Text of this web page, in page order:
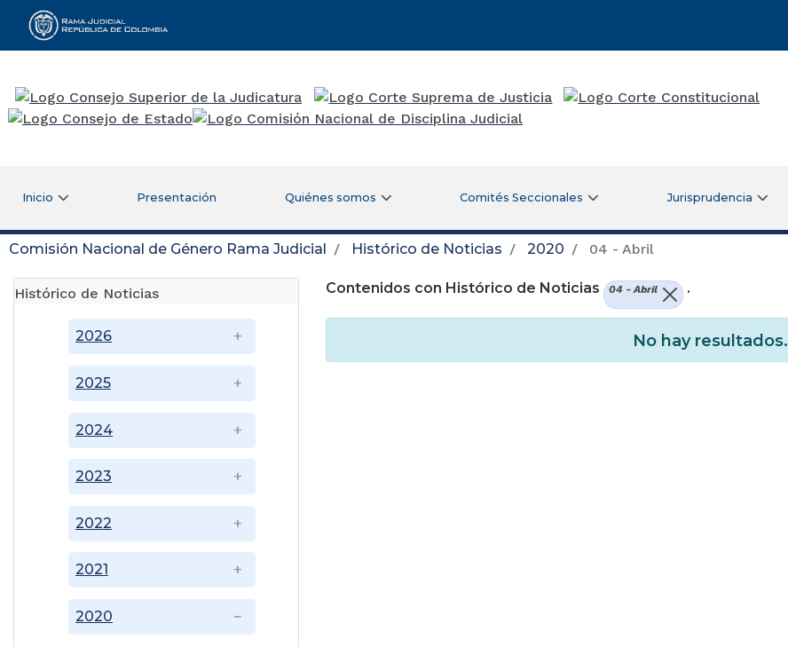
Rama Judicial
Inicio Presentación Quiénes somos Comités Seccionales Jurisprudencia
Comisión Nacional de Género Rama Judicial Histórico de Noticias 2020 04 - Abril
Histórico de Noticias
2020
2021
2022
2023
2024
2025
2026
Contenidos con Histórico de Noticias 04 - Abril .
No hay resultados.